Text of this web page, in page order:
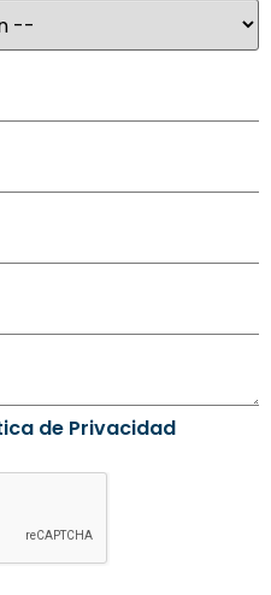
de Privacidad